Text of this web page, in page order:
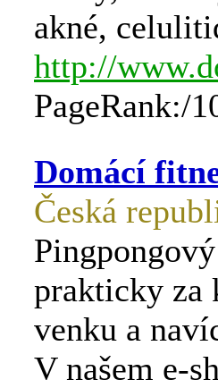
akné,
http://
PageRank:/
Domácí
Česká
prakticky za
venku a
V našem e-